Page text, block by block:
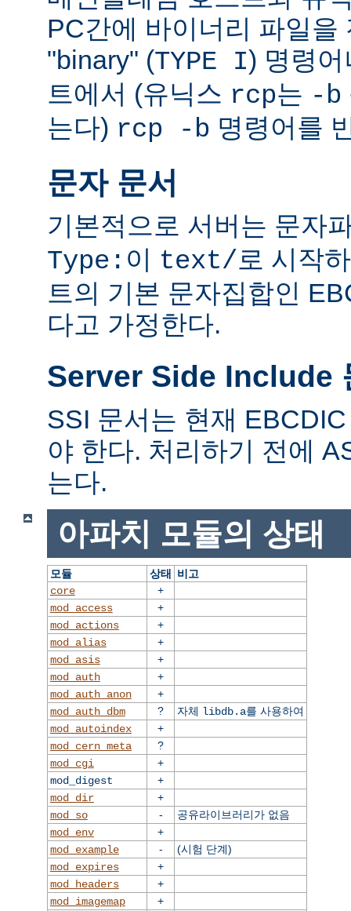
PC간에 바이너리 파일을
"binary" (TYPE I) 명령
트에서 (유닉스 rcp는 -b
는다) rcp -b 명령어를
문자 문서
기본적으로 서버는 문자
Type: 이 text/ 로 시작
트의 기본 문자집합인
다고 가정한다.
Server Side Include
SSI 문서는 현재
야 한다. 처리하기 전에
는다.
아파치 모듈의 상태
모듈 상태
비고
core
+
mod_access
+
mod_actions
+
mod_alias
+
mod_asis
+
mod_auth
+
mod_auth_anon
+
mod_auth_dbm
? 자체 libdb.a를 사용하여
mod_autoindex
+
mod_cern_meta
?
mod_cgi
+
mod_digest
+
mod_dir
+
mod_so
-
공유라이브러리가 없음
mod_env
+
mod_example
-
(시험 단계)
mod_expires
+
mod_headers
+
mod_imagemap
+